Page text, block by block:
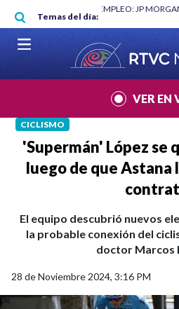
Pasar al contenido principal
Temas del día:
"HABLAR NO ES UN CRIMEN":
VER EN
CICLISMO
'Supermán' López se
luego de que Astana
El equipo descubrió nuevos
la probable conexión del
doctor Marcos
28 de Noviembre 2024, 3:16 PM